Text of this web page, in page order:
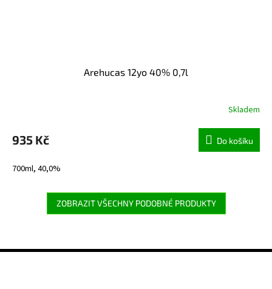
Arehucas 12yo 40% 0,7l
Skladem
935 Kč Do košíku
700ml, 40,0%
ZOBRAZIT VŠECHNY PODOBNÉ PRODUKTY
Z